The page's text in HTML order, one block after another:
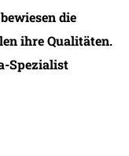
die
ihre Qualitäten.
Spezialist